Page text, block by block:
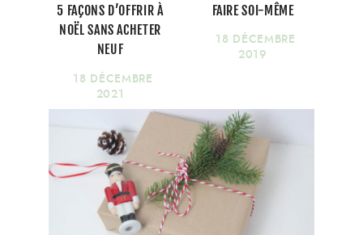
5 FAÇONS D’OFFRIR À
NOËL SANS ACHETER
NEUF
18 DÉCEMBRE
2021
FAIRE SOI-MÊME
18 DÉCEMBRE
2019